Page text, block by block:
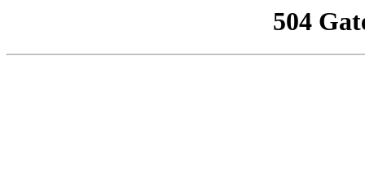
504